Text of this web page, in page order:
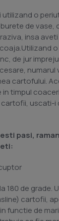
o
de vase,
insa aveti
de jur
numarul
cartofului.
in timpul
uscati-i
pasi,
180 de grade.
cartofii,
functie de